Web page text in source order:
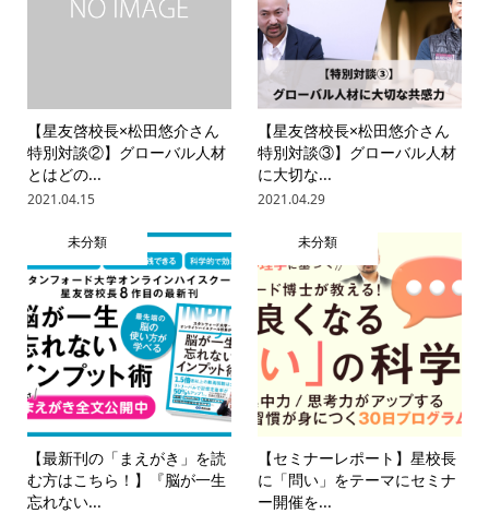
【星友啓校長×松田悠介さん
特別対談②】グローバル人材
とはどの...
2021.04.15
【星友啓校長×松田悠介さん
特別対談③】グローバル人材
に大切な...
2021.04.29
未分類
【最新刊の「まえがき」を読
む方はこちら！】『脳が一生
忘れない...
未分類
【セミナーレポート】星校長
に「問い」をテーマにセミナ
ー開催を...